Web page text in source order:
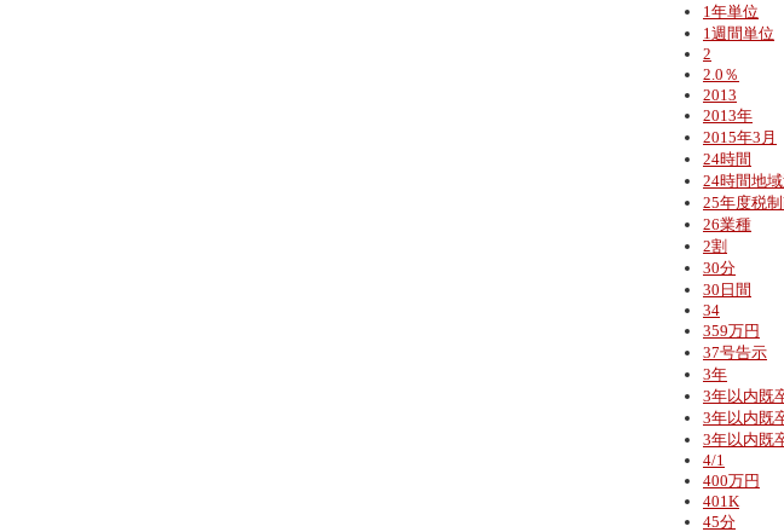
1年単位
1週間単位
2
2.0％
2013
2013年
2015年3月
24時間
24時間地
25年度税
26業種
2割
30分
30日間
34
359万円
37号告示
3年
3年以内既
3年以内既
3年以内既
4/1
400万円
401K
45分